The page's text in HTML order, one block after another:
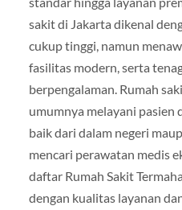
sakit di Jakarta dikenal
cukup tinggi, namun
fasilitas modern, serta
berpengalaman. Rumah
umumnya melayani pasien
baik dari dalam negeri
mencari perawatan medis
daftar Rumah Sakit
dengan kualitas layanan